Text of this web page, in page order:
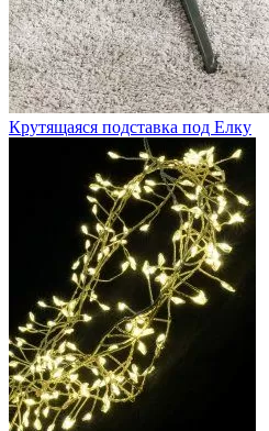
Крутящаяся подставка под Елку